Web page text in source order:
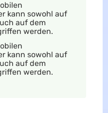
kann sowohl auf
auf dem
werden.
kann sowohl auf
auf dem
werden.